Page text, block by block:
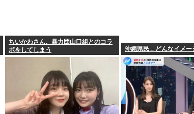
ちいかわさん、暴力団山口組とのコラ
ボをしてしまう
沖縄県民←どんなイメー